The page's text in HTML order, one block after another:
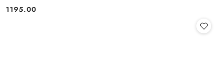
Cena:
1195.00